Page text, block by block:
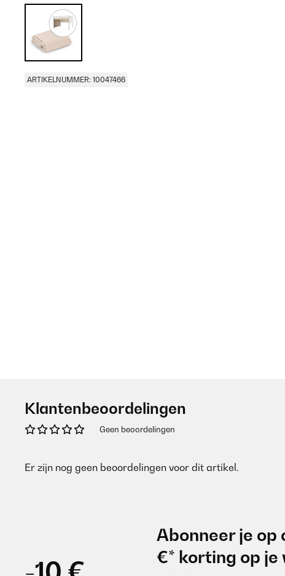
ARTIKELNUMMER: 10047466
Klantenbeoordelingen
Geen beoordelingen
Er zijn nog geen beoordelingen voor dit artikel.
Abonneer je op
€* korting op je